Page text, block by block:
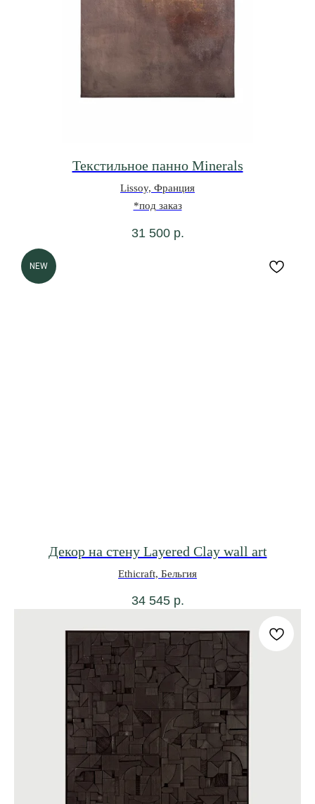
Текстильное панно Minerals
Lissoy, Франция
*под заказ
31 500 р.
NEW
Декор на стену Layered Clay wall art
Ethicraft, Бельгия
34 545 р.